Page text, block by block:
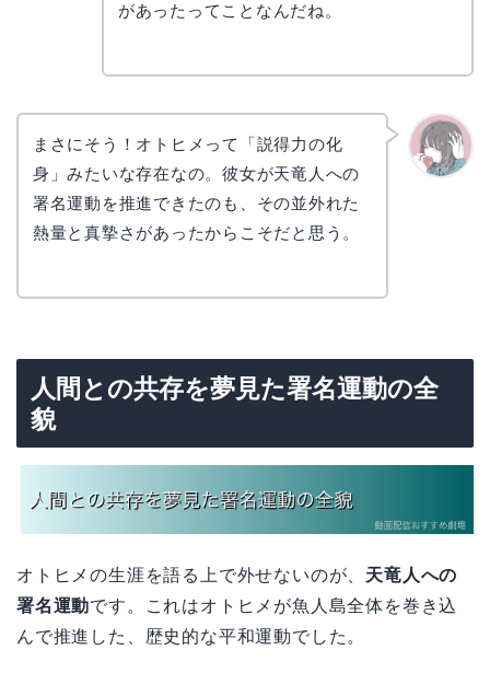
があったってことなんだね。
まさにそう！オトヒメって「説得力の化
身」みたいな存在なの。彼女が天竜人への
署名運動を推進できたのも、その並外れた
熱量と真摯さがあったからこそだと思う。
人間との共存を夢見た署名運動の全
貌
オトヒメの生涯を語る上で外せないのが、 天竜人への
署名運動です。これはオトヒメが魚人島全体を巻き込
んで推進した、歴史的な平和運動でした。